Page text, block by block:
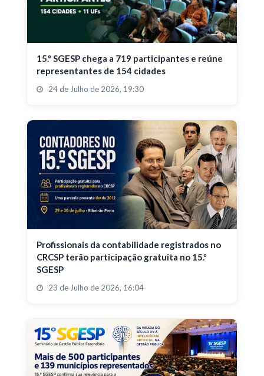
15.º SGESP chega a 719 participantes e reúne
representantes de 154 cidades
24 de Julho de 2026, 19:30
Profissionais da contabilidade registrados no
CRCSP terão participação gratuita no 15.º
SGESP
23 de Julho de 2026, 16:04